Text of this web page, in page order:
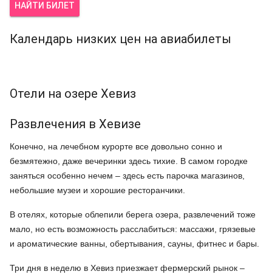
НАЙТИ БИЛЕТ
Календарь низких цен на авиабилеты
Отели на озере Хевиз
Развлечения в Хевизе
Конечно, на лечебном курорте все довольно сонно и
безмятежно, даже вечеринки здесь тихие. В самом городке
заняться особенно нечем – здесь есть парочка магазинов,
небольшие музеи и хорошие ресторанчики.
В отелях, которые облепили берега озера, развлечений тоже
мало, но есть возможность расслабиться: массажи, грязевые
и ароматические ванны, обертывания, сауны, фитнес и бары.
Три дня в неделю в Хевиз приезжает фермерский рынок –